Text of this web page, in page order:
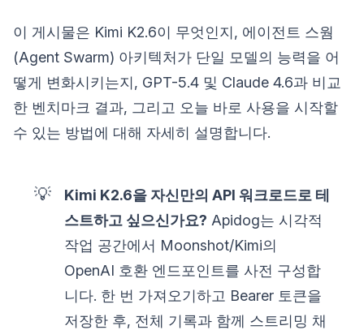
이 게시물은 Kimi K2.6이 무엇인지, 에이전트 스웜
(Agent Swarm) 아키텍처가 단일 모델의 능력을 어
떻게 변화시키는지, GPT-5.4 및 Claude 4.6과 비교
한 벤치마크 결과, 그리고 오늘 바로 사용을 시작할
수 있는 방법에 대해 자세히 설명합니다.
💡
Kimi K2.6을 자신만의 API 워크로드로 테
스트하고 싶으신가요? Apidog는 시각적
작업 공간에서 Moonshot/Kimi의
OpenAI 호환 엔드포인트를 사전 구성합
니다. 한 번 가져오기하고 Bearer 토큰을
저장한 후, 전체 기록과 함께 스트리밍 채